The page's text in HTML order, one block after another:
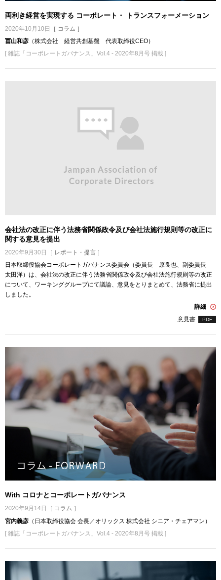
両利き経営を実現する コーポレート・ トランスフォーメーション
2020年10月10日
［ コラム ］
冨山和彦 （株式会社 経営共創基盤 代表取締役CEO）
[ 雑誌「コーポレートガバナンス」Vol.4 - 2020年8月号 掲載 ]
会社法の改正に伴う法務省関係政令及び会社法施行規則等の改正に
関する意見を提出
2020年9月30日
［ レポート・提言 ］
日本取締役協会コーポレートガバナンス委員会（委員長 原良也、副委員長
太田洋）は、会社法の改正に伴う法務省関係政令及び会社法施行規則等の改正
について、ワーキンググループにて議論、意見をとりまとめて、法務省に提出
しました。
詳細
意見書
PDF
With コロナとコーポレートガバナンス
2020年9月14日
［ コラム ］
宮内義彦 （日本取締役協会 会長／オリックス 株式会社 シニア・チェアマン）
[ 雑誌「コーポレートガバナンス」Vol.4 - 2020年8月号 掲載 ]